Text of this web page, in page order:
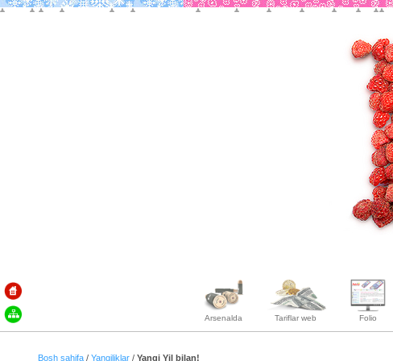
Arsenalda Tariflar web Folio
Bosh sahifa / Yangiliklar / Yangi Yil bilan!